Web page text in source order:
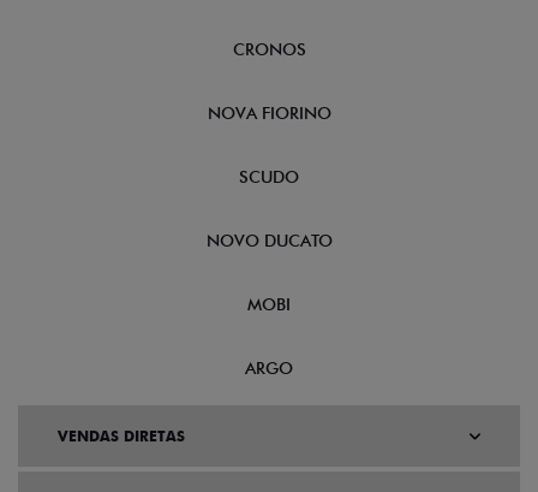
CRONOS
NOVA FIORINO
SCUDO
NOVO DUCATO
MOBI
ARGO
VENDAS DIRETAS